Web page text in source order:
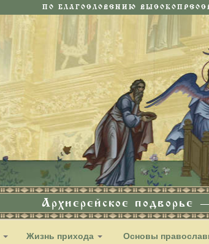
ПО БЛАГОСЛОВЕНИЮ
Архиерейское
Жизнь прихода Основы